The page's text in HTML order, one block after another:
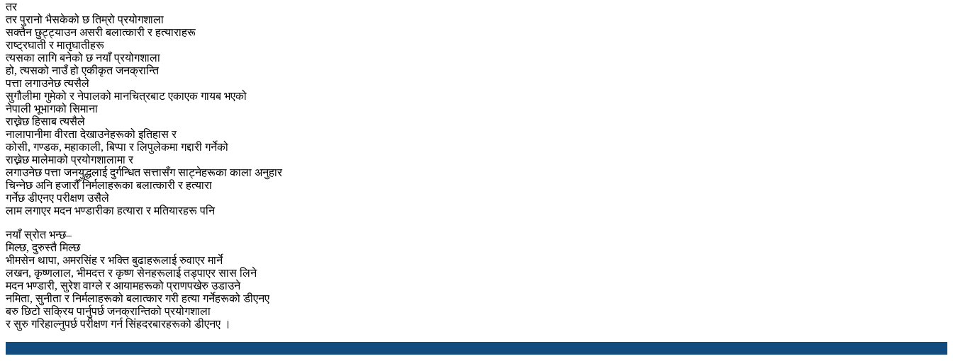
तर
तर पुरानो भैसकेको छ तिम्रो प्रयोगशाला
सक्तैन छुट्ट्याउन असरी बलात्कारी र हत्याराहरू
राष्ट्रघाती र मातृघातीहरू
त्यसका लागि बनेको छ नयाँ प्रयोगशाला
हो, त्यसको नाउँ हो एकीकृत जनक्रान्ति
पत्ता लगाउनेछ त्यसैले
सुगौलीमा गुमेको र नेपालको मानचित्रबाट एकाएक गायब भएको
नेपाली भूभागको सिमाना
राख्नेछ हिसाब त्यसैले
नालापानीमा वीरता देखाउनेहरूको इतिहास र
कोसी, गण्डक, महाकाली, बिप्पा र लिपुलेकमा गद्दारी गर्नेको
राख्नेछ मालेमाको प्रयोगशालामा र
लगाउनेछ पत्ता जनयुद्धलाई दुर्गन्धित सत्तासँग साट्नेहरूका काला अनुहार
चिन्नेछ अनि हजारौँ निर्मलाहरूका बलात्कारी र हत्यारा
गर्नेछ डीएनए परीक्षण उसैले
लाम लगाएर मदन भण्डारीका हत्यारा र मतियारहरू पनि
नयाँ स्रोत भन्छ–
मिल्छ, दुरुस्तै मिल्छ
भीमसेन थापा, अमरसिंह र भक्ति बुढाहरूलाई रुवाएर मार्ने
लखन, कृष्णलाल, भीमदत्त र कृष्ण सेनहरूलाई तड्पाएर सास लिने
मदन भण्डारी, सुरेश वाग्ले र आयामहरूको प्राणपखेरु उडाउने
नमिता, सुनीता र निर्मलाहरूको बलात्कार गरी हत्या गर्नेहरूको डीएनए
बरु छिटो सक्रिय पार्नुपर्छ जनक्रान्तिको प्रयोगशाला
र सुरु गरिहाल्नुपर्छ परीक्षण गर्न सिंहदरबारहरूको डीएनए ।